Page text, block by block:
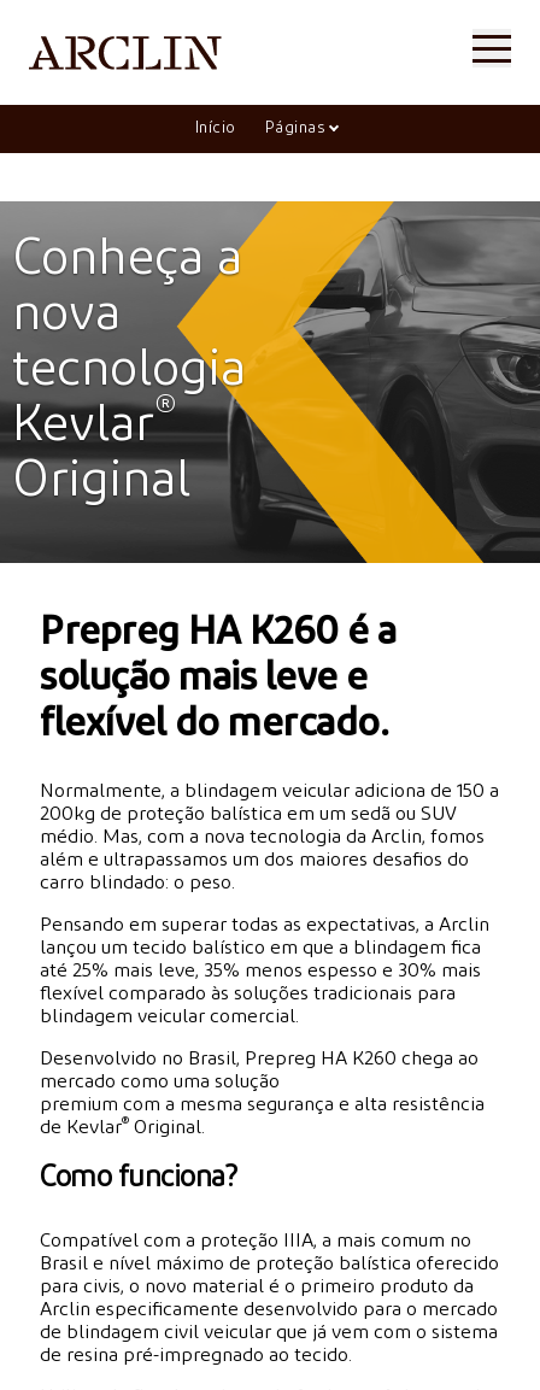
Início Páginas
Conheça a
nova
tecnologia
Kevlar®
Original
Prepreg HA K260 é a
solução mais leve e
flexível do mercado.
Normalmente, a blindagem veicular adiciona de 150 a
200kg de proteção balística em um sedã ou SUV
médio. Mas, com a nova tecnologia da Arclin, fomos
além e ultrapassamos um dos maiores desafios do
carro blindado: o peso.
Pensando em superar todas as expectativas, a Arclin
lançou um tecido balístico em que a blindagem fica
até 25% mais leve, 35% menos espesso e 30% mais
flexível comparado às soluções tradicionais para
blindagem veicular comercial.
Desenvolvido no Brasil, Prepreg HA K260 chega ao
mercado como uma solução
premium com a mesma segurança e alta resistência
de Kevlar® Original.
Como funciona?
Compatível com a proteção IIIA, a mais comum no
Brasil e nível máximo de proteção balística oferecido
para civis, o novo material é o primeiro produto da
Arclin especificamente desenvolvido para o mercado
de blindagem civil veicular que já vem com o sistema
de resina pré-impregnado ao tecido.